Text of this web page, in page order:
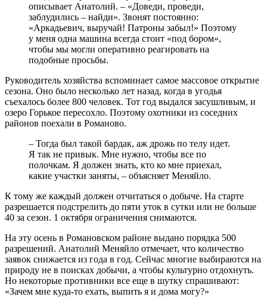
описывает Анатолий. – «Доведи, проведи,
заблудились – найди». Звонят постоянно:
«Аркадьевич, выручай! Патроны забыл!» Поэтому
у меня одна машина всегда стоит «под бором»,
чтобы мы могли оперативно реагировать на
подобные просьбы.
Руководитель хозяйства вспоминает самое массовое открытие
сезона. Оно было несколько лет назад, когда в угодья
съехалось более 800 человек. Тот год выдался засушливым, и
озеро Горькое пересохло. Поэтому охотники из соседних
районов поехали в Романово.
– Тогда был такой бардак, аж дрожь по телу идет.
Я так не привык. Мне нужно, чтобы все по
полочкам. Я должен знать, кто ко мне приехал,
какие участки заняты, – объясняет Меняйло.
К тому же каждый должен отчитаться о добыче. На старте
разрешается подстрелить до пяти уток в сутки или не больше
40 за сезон. 1 октября ограничения снимаются.
На эту осень в Романовском районе выдано порядка 500
разрешений. Анатолий Меняйло отмечает, что количество
заявок снижается из года в год. Сейчас многие выбираются на
природу не в поисках добычи, а чтобы культурно отдохнуть.
Но некоторые противники все еще в шутку спрашивают:
«Зачем мне куда-то ехать, выпить я и дома могу?»